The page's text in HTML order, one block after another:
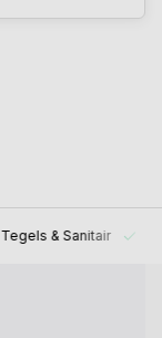
Tegels & Sanitair